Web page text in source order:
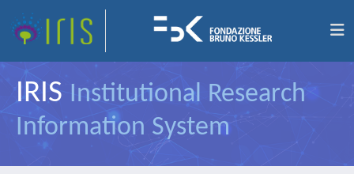
IRIS Institutional Research
Information System